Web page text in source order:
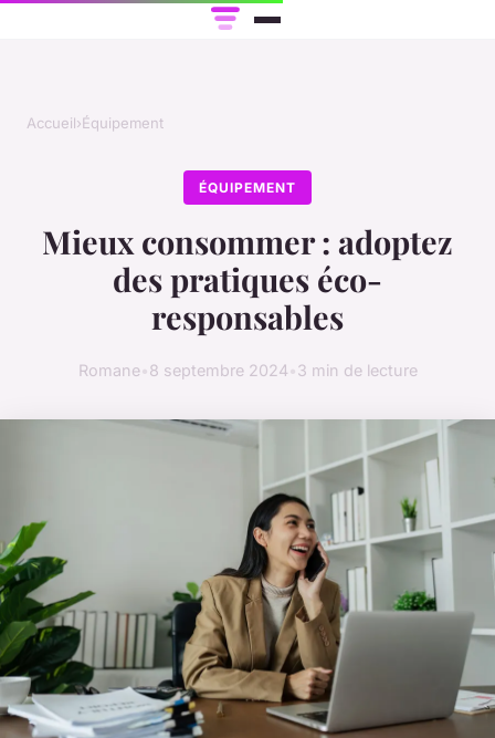
Accueil›Équipement
ÉQUIPEMENT
Mieux consommer : adoptez
des pratiques éco-
responsables
Romane• 8 septembre 2024 3 min de lecture